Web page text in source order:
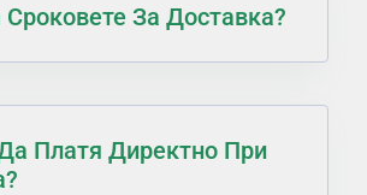
За Доставка?
Платя Директно При